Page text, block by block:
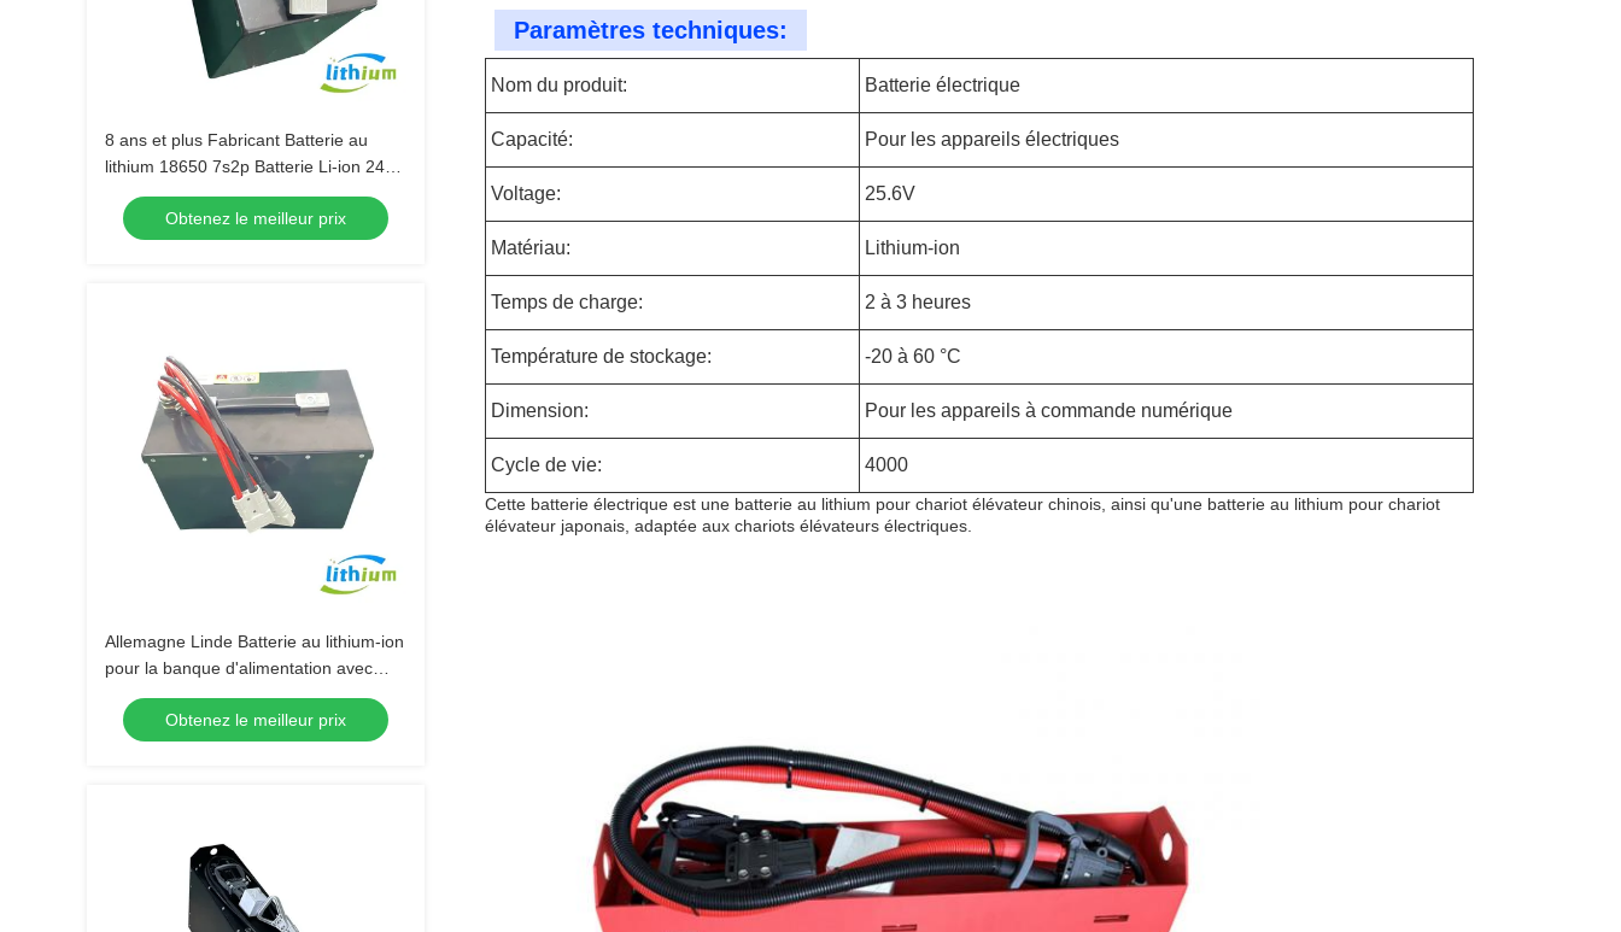
8 ans et plus Fabricant Batterie au
lithium 18650 7s2p Batterie Li-ion 24V
60ah
Obtenez le meilleur prix
Allemagne Linde Batterie au lithium-ion
pour la banque d'alimentation avec
cellule au lithium Eve
Obtenez le meilleur prix
Paramètres techniques:
Nom du produit: Batterie électrique
Capacité: Pour les appareils électriques
Voltage: 25.6V
Matériau: Lithium-ion
Temps de charge: 2 à 3 heures
Température de stockage: -20 à 60 °C
Dimension: Pour les appareils à commande numérique
Cycle de vie: 4000
Cette batterie électrique est une batterie au lithium pour chariot élévateur chinois, ainsi qu'une batterie au lithium pour chariot
élévateur japonais, adaptée aux chariots élévateurs électriques.